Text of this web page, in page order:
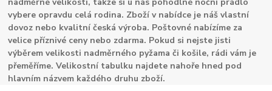
vybere opravdu celá rodina. Zboží v nabídce je náš vlastní
dovoz nebo kvalitní česká výroba. Poštovné nabízíme za
velice příznivé ceny nebo zdarma. Pokud si nejste jisti
výběrem velikosti nadměrného pyžama či košile, rádi vám je
přeměříme. Velikostní tabulku najdete nahoře hned pod
hlavním názvem každého druhu zboží.